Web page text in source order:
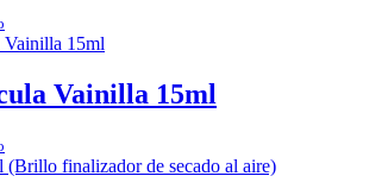
Vainilla 15ml